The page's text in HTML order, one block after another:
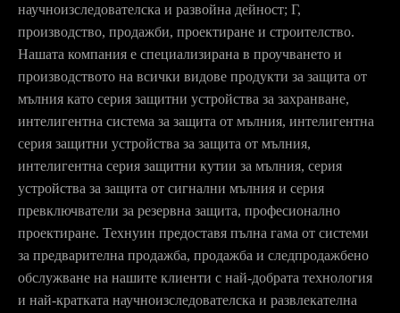
научноизследователска и развойна дейност; Г,
производство, продажби, проектиране и строителство.
Нашата компания е специализирана в проучването и
производството на всички видове продукти за защита от
мълния като серия защитни устройства за захранване,
интелигентна система за защита от мълния, интелигентна
серия защитни устройства за защита от мълния,
интелигентна серия защитни кутии за мълния, серия
устройства за защита от сигнални мълния и серия
превключватели за резервна защита, професионално
проектиране. Технуин предоставя пълна гама от системи
за предварителна продажба, продажба и следпродажбено
обслужване на нашите клиенти с най-добрата технология
и най-кратката научноизследователска и развлекателна